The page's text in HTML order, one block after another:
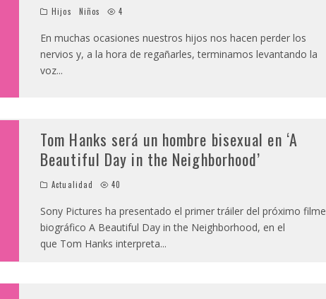
Hijos Niños 4
En muchas ocasiones nuestros hijos nos hacen perder los
nervios y, a la hora de regañarles, terminamos levantando la
voz...
Tom Hanks será un hombre bisexual en ‘A
Beautiful Day in the Neighborhood’
Actualidad 40
Sony Pictures ha presentado el primer tráiler del próximo filme
biográfico A Beautiful Day in the Neighborhood, en el
que Tom Hanks interpreta...